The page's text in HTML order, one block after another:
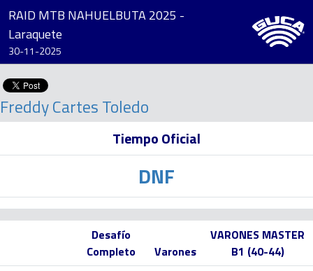
RAID MTB NAHUELBUTA 2025 -
Laraquete
30-11-2025
Freddy Cartes Toledo
Tiempo Oficial
DNF
Desafío
Completo
Varones
VARONES MASTER
B1 (40-44)